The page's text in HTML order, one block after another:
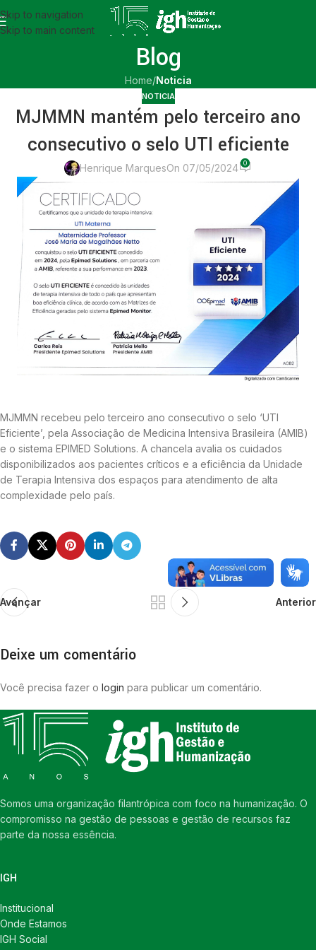
Skip to navigation
Skip to main content
Blog
Home/Noticia
NOTICIA
MJMMN mantém pelo terceiro ano
consecutivo o selo UTI eficiente
Henrique MarquesOn 07/05/2024 0
MJMMN recebeu pelo terceiro ano consecutivo o selo ‘UTI
Eficiente’, pela Associação de Medicina Intensiva Brasileira (AMIB)
e o sistema EPIMED Solutions. A chancela avalia os cuidados
disponibilizados aos pacientes críticos e a eficiência da Unidade
de Terapia Intensiva dos espaços para atendimento de alta
complexidade pelo país.
Avançar Anterior
Deixe um comentário
Você precisa fazer o login para publicar um comentário.
Somos uma organização filantrópica com foco na humanização. O
compromisso na gestão de pessoas e gestão de recursos faz
parte da nossa essência.
IGH
Institucional
Onde Estamos
IGH Social